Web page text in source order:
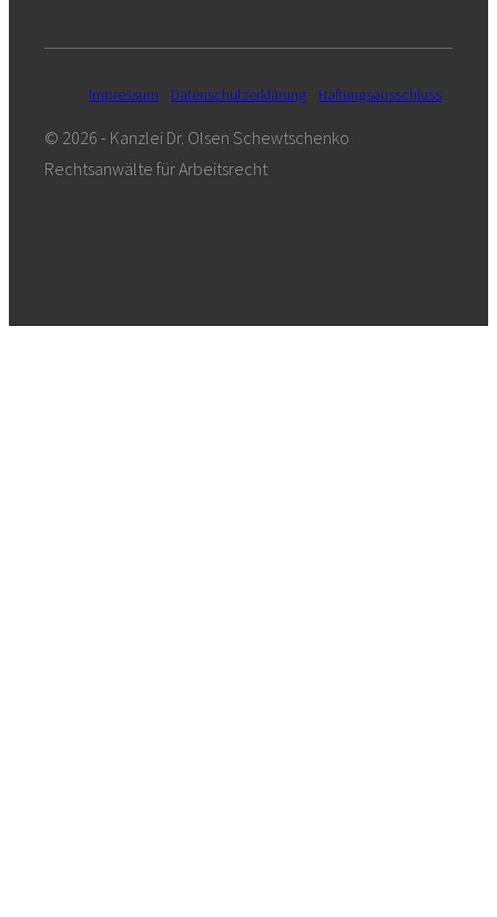
Impressum Datenschutzerklärung Haftungsausschluss
© 2026 - Kanzlei Dr. Olsen Schewtschenko
Rechtsanwälte für Arbeitsrecht